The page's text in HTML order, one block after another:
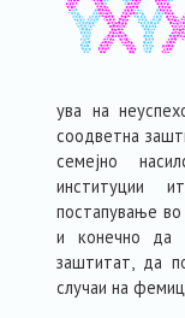
ува на
соодветна
семејно
институции
постапување во
и конечно да
заштитат, да
случаи на